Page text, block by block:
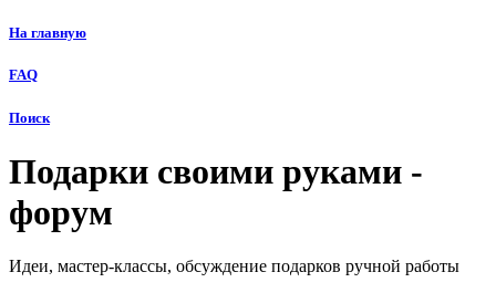
На главную
FAQ
Поиск
Подарки своими руками -
форум
Идеи, мастер-классы, обсуждение подарков ручной работы